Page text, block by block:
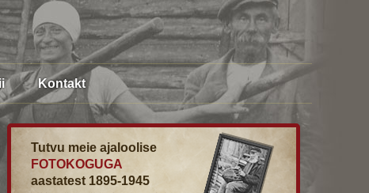
Kontakt
Tutvu meie ajaloolise
FOTOKOGUGA
aastatest 1895-1945